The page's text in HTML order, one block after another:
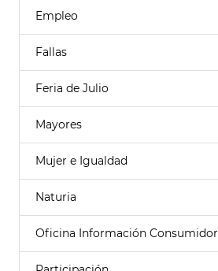
Empleo
Fallas
Feria de Julio
Mayores
Mujer e Igualdad
Naturia
Oficina Información Consumidor